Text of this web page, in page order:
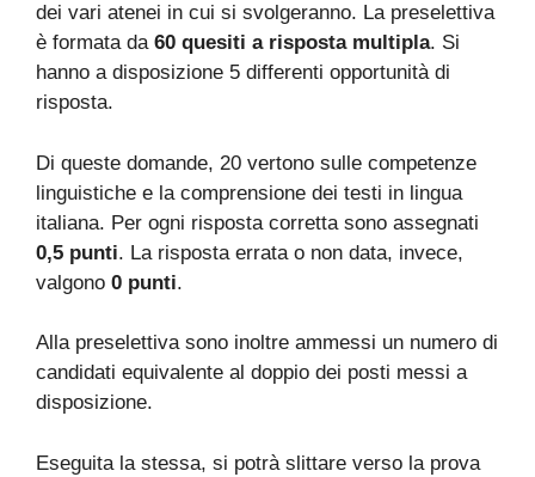
dei vari atenei in cui si svolgeranno. La preselettiva
è formata da 60 quesiti a risposta multipla. Si
hanno a disposizione 5 differenti opportunità di
risposta.
Di queste domande, 20 vertono sulle competenze
linguistiche e la comprensione dei testi in lingua
italiana. Per ogni risposta corretta sono assegnati
0,5 punti. La risposta errata o non data, invece,
valgono 0 punti.
Alla preselettiva sono inoltre ammessi un numero di
candidati equivalente al doppio dei posti messi a
disposizione.
Eseguita la stessa, si potrà slittare verso la prova